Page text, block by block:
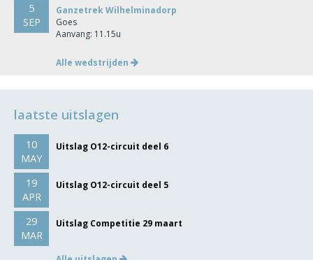
5
SEP
Ganzetrek Wilhelminadorp
Goes
Aanvang: 11.15u
Alle wedstrijden
laatste uitslagen
10
MAY
Uitslag O12-circuit deel 6
19
APR
Uitslag O12-circuit deel 5
29
MAR
Uitslag Competitie 29 maart